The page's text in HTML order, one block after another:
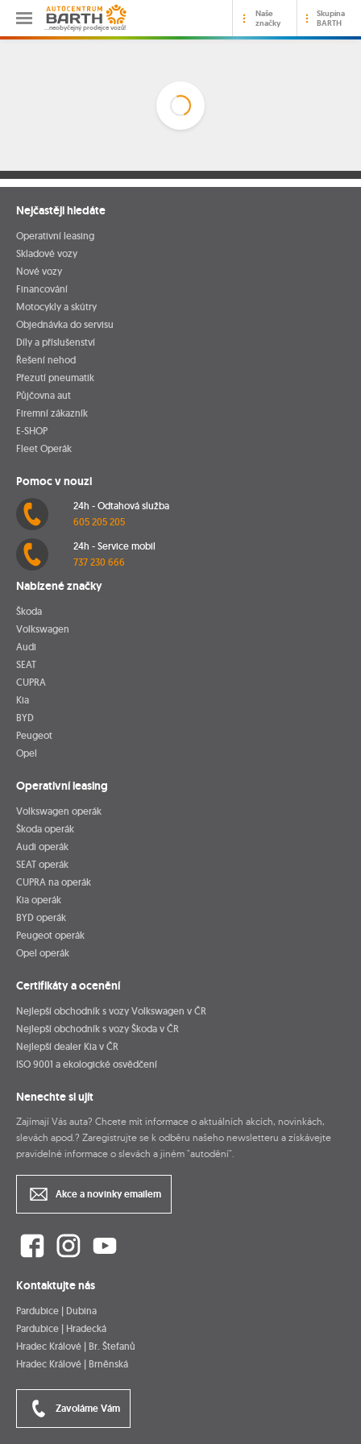
…neobyčejný prodejce vozů!
Naše
značky
Skupina
BARTH
Nejčastěji hledáte
Operativní leasing
Skladové vozy
Nové vozy
Financování
Motocykly a skútry
Objednávka do servisu
Díly a příslušenství
Řešení nehod
Přezutí pneumatik
Půjčovna aut
Firemní zákazník
E-SHOP
Fleet Operák
Pomoc v nouzi
24h - Odtahová služba
605 205 205
24h - Service mobil
737 230 666
Nabízené značky
Škoda
Volkswagen
Audi
SEAT
CUPRA
Kia
BYD
Peugeot
Opel
Operativní leasing
Volkswagen operák
Škoda operák
Audi operák
SEAT operák
CUPRA na operák
Kia operák
BYD operák
Peugeot operák
Opel operák
Certifikáty a ocenění
Nejlepší obchodník s vozy Volkswagen v ČR
Nejlepší obchodník s vozy Škoda v ČR
Nejlepší dealer Kia v ČR
ISO 9001 a ekologické osvědčení
Nenechte si ujít
Zajímají Vás auta? Chcete mít informace o aktuálních akcích, novinkách,
slevách apod.? Zaregistrujte se k odběru našeho newsletteru a získávejte
pravidelné informace o slevách a jiném "autodění".
Akce a novinky emailem
Kontaktujte nás
Pardubice | Dubina
Pardubice | Hradecká
Hradec Králové | Br. Štefanů
Hradec Králové | Brněnská
Zavoláme Vám